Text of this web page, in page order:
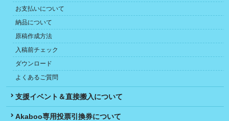
お支払いについて
納品について
原稿作成方法
入稿前チェック
ダウンロード
よくあるご質問
支援イベント＆直接搬入について
Akaboo専用投票引換券について